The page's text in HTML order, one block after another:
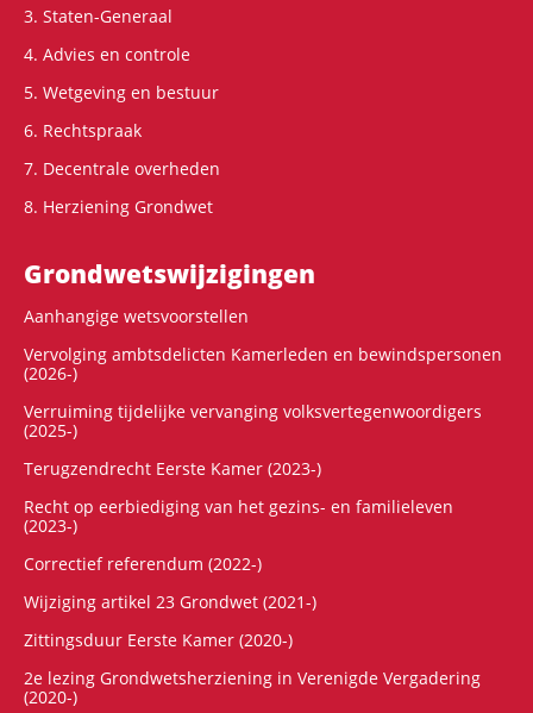
3. Staten-Generaal
4. Advies en controle
5. Wetgeving en bestuur
6. Rechtspraak
7. Decentrale overheden
8. Herziening Grondwet
Grondwets­wijzigingen
Aanhangige wetsvoorstellen
Vervolging ambtsdelicten Kamerleden en bewindspersonen
(2026-)
Verruiming tijdelijke vervanging volksvertegenwoordigers
(2025-)
Terugzendrecht Eerste Kamer (2023-)
Recht op eerbiediging van het gezins- en familieleven
(2023-)
Correctief referendum (2022-)
Wijziging artikel 23 Grondwet (2021-)
Zittingsduur Eerste Kamer (2020-)
2e lezing Grondwetsherziening in Verenigde Vergadering
(2020-)